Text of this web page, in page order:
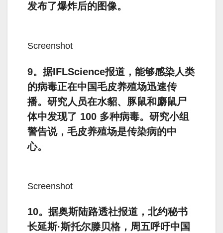
发布了爆炸后的图像。
Screenshot
9。据IFLScience报道，能够感染人类
的​​病毒正在中国毛皮养殖场迅速传
播。研究人员在水貂、豚鼠和麝鼠尸
体中发现了 100 多种病毒。研究小组
警告说，毛皮养殖场是传染病的中
心。
Screenshot
10。据奥斯陆路透社报道，北约秘书
长延斯·斯托尔滕贝格，周五呼吁中国